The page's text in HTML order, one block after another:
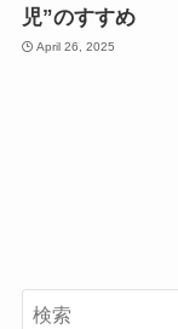
児”のすすめ
April 26, 2025